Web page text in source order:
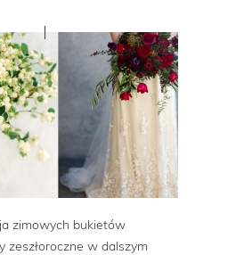
zimowych bukietów
zeszłoroczne w dalszym